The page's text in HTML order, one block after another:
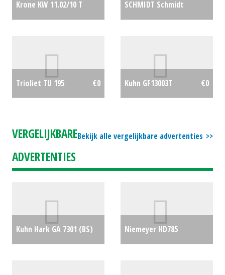
Krone KW 11.02/10 T
SCHMIDT Schmidt
Trioliet TU 195 €0 Kuhn GF13003T €0
Bekijk alle vergelijkbare advertenties
VERGELIJKBARE
ADVERTENTIES
Kuhn Hark GA 7301 (BS)
Niemeyer HD785